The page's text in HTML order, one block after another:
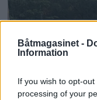
Båtmagasinet -
Information
If you wish to opt-
processing of your